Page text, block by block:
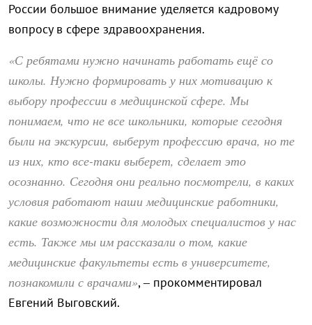
России большое внимание уделяется кадровому
вопросу в сфере здравоохранения.
«С ребятами нужно начинать работать ещё со
школы. Нужно формировать у них мотивацию к
выбору профессии в медицинской сфере. Мы
понимаем, что не все школьники, которые сегодня
были на экскурсии, выберут профессию врача, но те
из них, кто все-таки выберет, сделает это
осознанно. Сегодня они реально посмотрели, в каких
условия работают наши медицинские работники,
какие возможности для молодых специалистов у нас
есть. Также мы им рассказали о том, какие
медицинские факультеты есть в университете,
познакомили с врачами», – прокомментировал
Евгений Выговский.